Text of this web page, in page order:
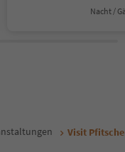
Nacht /
Visit